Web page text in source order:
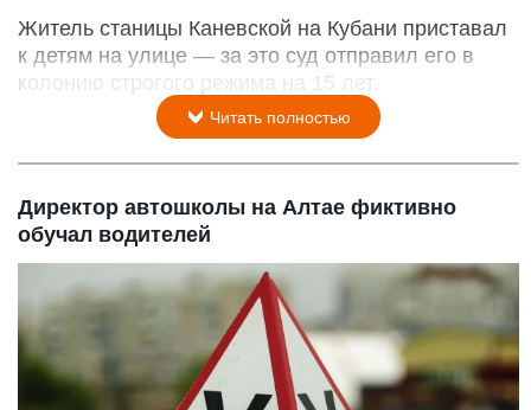
Житель станицы Каневской на Кубани приставал
к детям на улице — за это суд отправил его в
колонию строгого режима на 15 лет.
Читать полностью
Директор автошколы на Алтае фиктивно
обучал водителей